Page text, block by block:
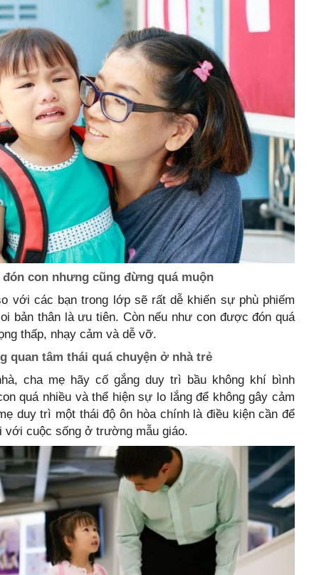
con nhưng cũng đừng quá muộn
với các bạn trong lớp sẽ rất dễ khiến sự phù phiếm
bản thân là ưu tiên. Còn nếu như con được đón quá
thấp, nhạy cảm và dễ vỡ.
quan tâm thái quá chuyện ở nhà trẻ
cha mẹ hãy cố gắng duy trì bầu không khí bình
quá nhiều và thể hiện sự lo lắng để không gây cảm
duy trì một thái độ ôn hòa chính là điều kiện cần để
với cuộc sống ở trường mẫu giáo.